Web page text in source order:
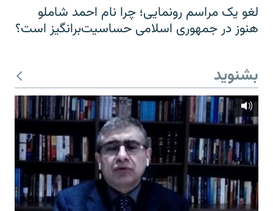
لغو یک مراسم رونمایی؛ چرا نام احمد شاملو
هنوز در جمهوری اسلامی حساسیت‌برانگیز است؟
بشنوید